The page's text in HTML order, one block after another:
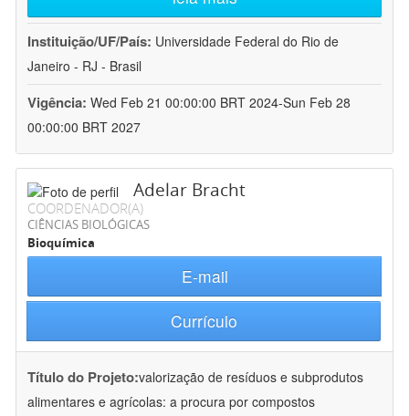
Instituição/UF/País: Universidade Federal do Rio de
Janeiro - RJ - Brasil
Vigência: Wed Feb 21 00:00:00 BRT 2024-Sun Feb 28
00:00:00 BRT 2027
Adelar Bracht
COORDENADOR(A)
CIÊNCIAS BIOLÓGICAS
Bioquímica
E-mail
Currículo
Título do Projeto:valorização de resíduos e subprodutos
alimentares e agrícolas: a procura por compostos